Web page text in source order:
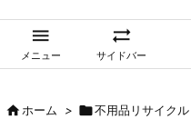

メニュー

サイドバー
ホーム > 不用品リサイクル